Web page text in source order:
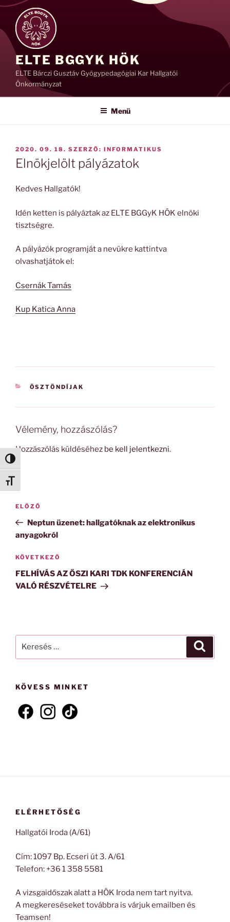
Nagy kontraszt váltása
Betűméret váltása
Tartalomhoz
ELTE BGGYK HÖK
ELTE Bárczi Gusztáv Gyógypedagógiai Kar Hallgatói
Önkormányzat
Menü
BEKÜLDVE:
2020. 09. 18. SZERZŐ: INFORMATIKUS
Elnökjelölt pályázatok
Kedves Hallgatók!
Idén ketten is pályáztak az ELTE BGGyK HÖK elnöki
tisztségre.
A pályázók programját a nevükre kattintva
olvashatjátok el:
Csernák Tamás
Kup Katica Anna
KATEGÓRIÁK
ÖSZTÖNDÍJAK
Vélemény, hozzászólás?
Hozzászólás küldéséhez be kell jelentkezni.
Bejegyzés
Korábbi
bejegyzés
ELŐZŐ
Neptun üzenet: hallgatóknak az elektronikus
anyagokról
Következő
bejegyzés
KÖVETKEZŐ
FELHÍVÁS AZ ŐSZI KARI TDK KONFERENCIÁN
VALÓ RÉSZVÉTELRE
KÖVESS MINKET
ELÉRHETŐSÉG
Hallgatói Iroda (A/61)
Cím: 1097 Bp. Ecseri út 3. A/61
Telefon: +36 1 358 5581
A vizsgaidőszak alatt a HÖK Iroda nem tart nyitva.
A megkereséseket továbbra is várjuk emailben és
Teamsen!